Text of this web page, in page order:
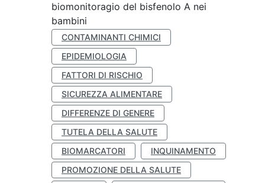
biomonitoragio del bisfenolo A nei
bambini
CONTAMINANTI CHIMICI
EPIDEMIOLOGIA
FATTORI DI RISCHIO
SICUREZZA ALIMENTARE
DIFFERENZE DI GENERE
TUTELA DELLA SALUTE
BIOMARCATORI
INQUINAMENTO
PROMOZIONE DELLA SALUTE